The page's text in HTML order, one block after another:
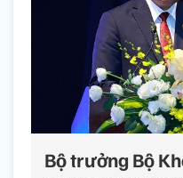
Bộ trưởng Bộ